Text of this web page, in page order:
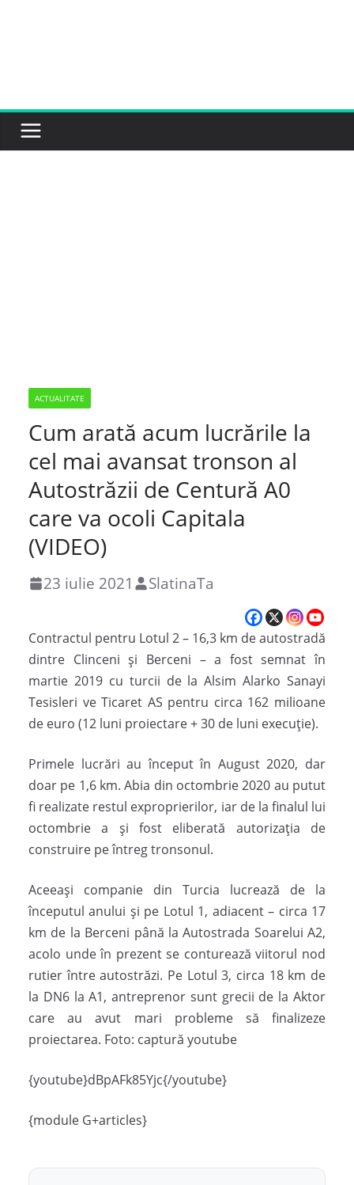
ACTUALITATE
Cum arată acum lucrările la
cel mai avansat tronson al
Autostrăzii de Centură A0
care va ocoli Capitala
(VIDEO)
23 iulie 2021 SlatinaTa
Contractul pentru Lotul 2 – 16,3 km de autostradă
dintre Clinceni și Berceni – a fost semnat în
martie 2019 cu turcii de la Alsim Alarko Sanayi
Tesisleri ve Ticaret AS pentru circa 162 milioane
de euro (12 luni proiectare + 30 de luni execuție).
Primele lucrări au început în August 2020, dar
doar pe 1,6 km. Abia din octombrie 2020 au putut
fi realizate restul exproprierilor, iar de la finalul lui
octombrie a și fost eliberată autorizația de
construire pe întreg tronsonul.
Aceeași companie din Turcia lucrează de la
începutul anului și pe Lotul 1, adiacent – circa 17
km de la Berceni până la Autostrada Soarelui A2,
acolo unde în prezent se conturează viitorul nod
rutier între autostrăzi. Pe Lotul 3, circa 18 km de
la DN6 la A1, antreprenor sunt grecii de la Aktor
care au avut mari probleme să finalizeze
proiectarea. Foto: captură youtube
{youtube}dBpAFk85Yjc{/youtube}
{module G+articles}